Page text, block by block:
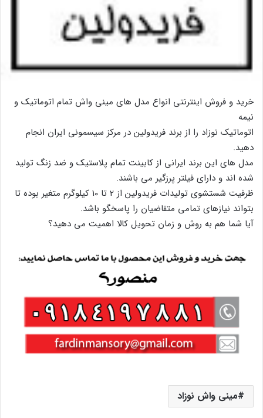
خرید و فروش اینترنتی انواع مدل های مینی واش تمام اتوماتیک و
نیمه
اتوماتیک نوزاد را از برند فریدولین در مرکز سیسمونی ایران انجام
دهید.
مدل های این برند ایرانی از کابینت تمام پلاستیک و ضد زنگ تولید
شده اند و دارای فیلتر پرزگیر می باشند.
ظرفیت شستشوی تولیدات فریدولین از 2 تا 10 کیلوگرم متغیر بوده تا
بتواند نیازهای تمامی متقاضیان را پاسخگو باشد.
آیا شما هم به روش و زمان تحویل کالا اهمیت می دهید؟
مینی واش نوزاد